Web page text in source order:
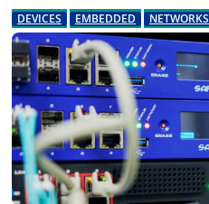
DEVICES EMBEDDED NETWORKS